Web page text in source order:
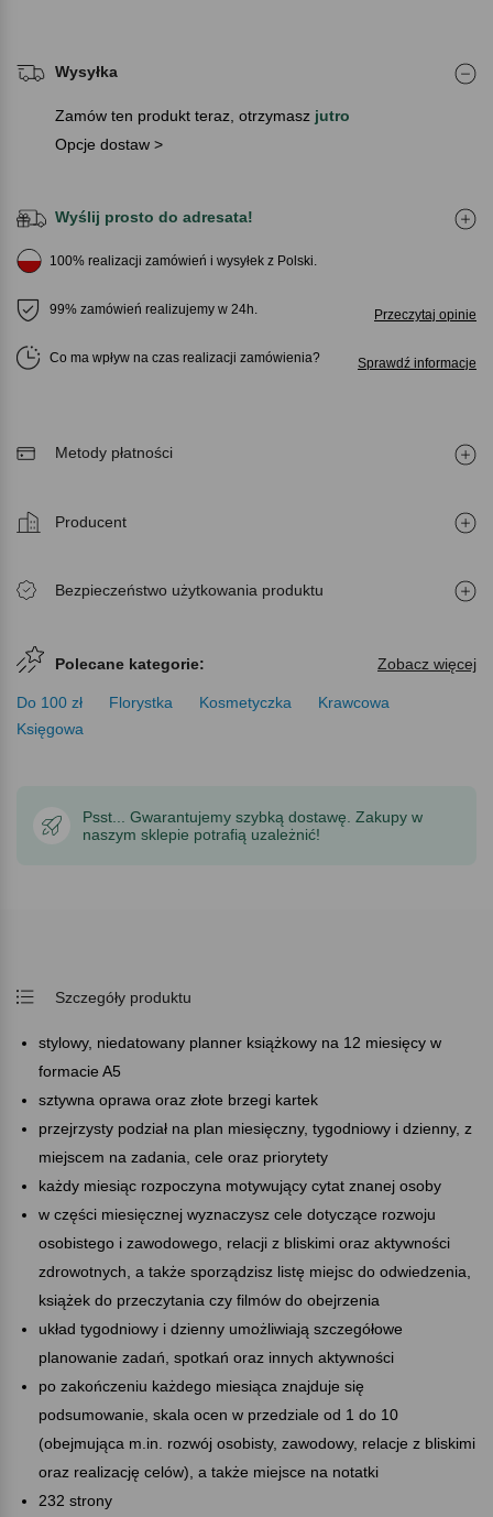
Wysyłka
Zamów ten produkt teraz, otrzymasz jutro
Opcje dostaw >
Wyślij prosto do adresata!
100% realizacji zamówień i wysyłek z Polski.
99% zamówień realizujemy w 24h. Przeczytaj opinie
Co ma wpływ na czas realizacji zamówienia Sprawdź informacje
Metody płatności
Producent
Bezpieczeństwo użytkowania produktu
Polecane kategorie: Zobacz więcej
Do 100 zł Florystka Kosmetyczka
Krawcowa
Księgowa
Psst... Gwarantujemy szybką dostawę. Zakupy w
naszym sklepie potrafią uzależnić!
Szczegóły produktu
stylowy, niedatowany planner książkowy na 12 miesięcy w
formacie A5
sztywna oprawa oraz złote brzegi kartek
przejrzysty podział na plan miesięczny, tygodniowy i dzienny, z
miejscem na zadania, cele oraz priorytety
każdy miesiąc rozpoczyna motywujący cytat znanej osoby
w części miesięcznej wyznaczysz cele dotyczące rozwoju
osobistego i zawodowego, relacji z bliskimi oraz aktywności
zdrowotnych, a także sporządzisz listę miejsc do odwiedzenia,
książek do przeczytania czy filmów do obejrzenia
układ tygodniowy i dzienny umożliwiają szczegółowe
planowanie zadań, spotkań oraz innych aktywności
po zakończeniu każdego miesiąca znajduje się
podsumowanie, skala ocen w przedziale od 1 do 10
(obejmująca m.in. rozwój osobisty, zawodowy, relacje z bliskimi
oraz realizację celów), a także miejsce na notatki
232 strony